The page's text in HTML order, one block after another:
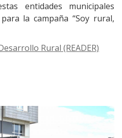
entidades municipales
la campaña “Soy rural,
Rural (READER)